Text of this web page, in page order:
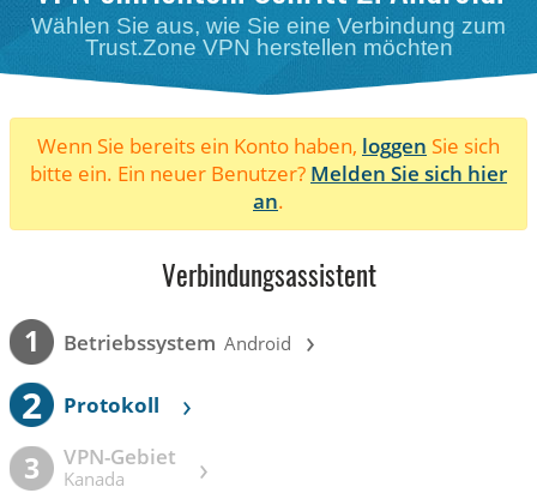
Wählen Sie aus, wie Sie eine Verbindung zum
Trust.Zone VPN herstellen möchten
Wenn Sie bereits ein Konto haben, loggen Sie sich
bitte ein. Ein neuer Benutzer? Melden Sie sich hier
an.
Verbindungsassistent
1 Betriebssystem Android ›
2 Protokoll ›
3 VPN-Gebiet
Kanada ›